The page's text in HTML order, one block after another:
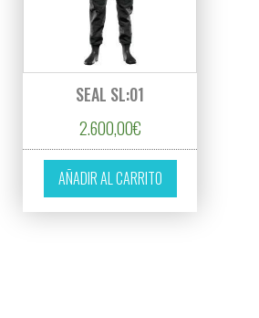
SEAL SL:01
2.600,00€
AÑADIR AL CARRITO